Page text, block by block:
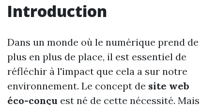
Introduction
Dans un monde où le numérique prend de
plus en plus de place, il est essentiel de
réfléchir à l'impact que cela a sur notre
environnement. Le concept de site web
éco-conçu est né de cette nécessité. Mais